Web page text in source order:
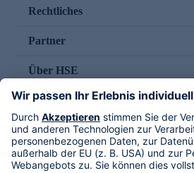
Rechtliches
Partner
Über HSE
Im TV
HSE International